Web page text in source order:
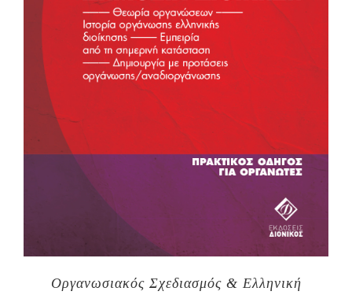
Οργανωσιακός Σχεδιασμός & Ελληνική